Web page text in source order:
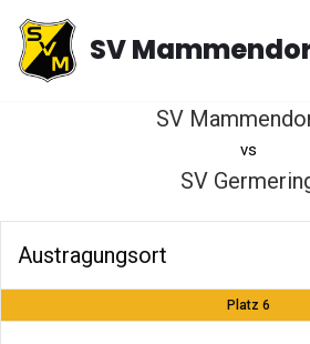
Zum
Inhalt
SV
SV
vs
SV
Austragungsort
Platz 6